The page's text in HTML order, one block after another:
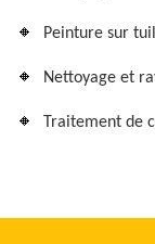
Peinture sur
Nettoyage et
Traitement de